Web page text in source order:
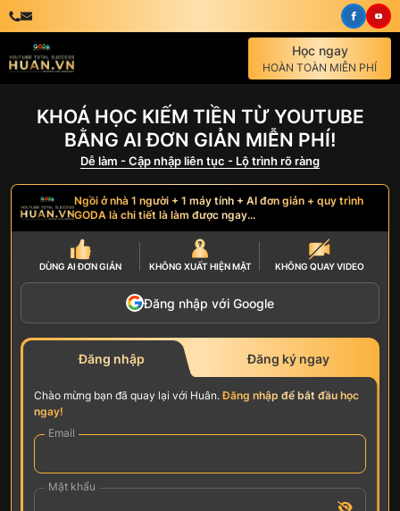
Học ngay
HOÀN TOÀN MIỄN PHÍ
KHOÁ HỌC KIẾM TIỀN TỪ YOUTUBE
BẰNG AI ĐƠN GIẢN MIỄN PHÍ!
Dễ làm - Cập nhập liên tục - Lộ trình rõ ràng
Ngồi ở nhà 1 người + 1 máy tính + AI đơn giản + quy trình
GODA là chi tiết là làm được ngay...
DÙNG AIĐƠN GIẢN KHÔNG XUẤT HIỆN MẶT KHÔNG QUAY VIDEO
Đăng nhập với Google
Đăng nhập Đăng ký ngay
Chào mừng bạn đã quay lại với Huân. Đăng nhập để bắt đầu học
ngay!
Email
Mật khẩu